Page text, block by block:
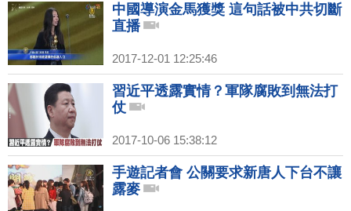
中國導演金馬獲獎 這句話被中共切斷
直播
2017-12-01 12:25:46
習近平透露實情？軍隊腐敗到無法打
仗
2017-10-06 15:38:12
手遊記者會 公關要求新唐人下台不讓
露麥